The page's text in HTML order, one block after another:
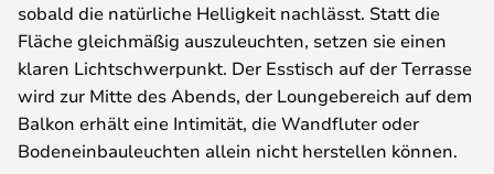
sobald die natürliche Helligkeit nachlässt. Statt die
Fläche gleichmäßig auszuleuchten, setzen sie einen
klaren Lichtschwerpunkt. Der Esstisch auf der Terrasse
wird zur Mitte des Abends, der Loungebereich auf dem
Balkon erhält eine Intimität, die Wandfluter oder
Bodeneinbauleuchten allein nicht herstellen können.